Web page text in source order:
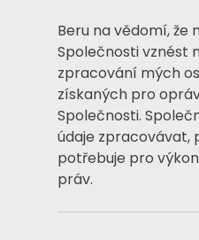
Beru na vědomí, že
Společnosti vznést
zpracování mých
získaných pro
Společnosti.
údaje zpracovávat,
potřebuje pro
práv.